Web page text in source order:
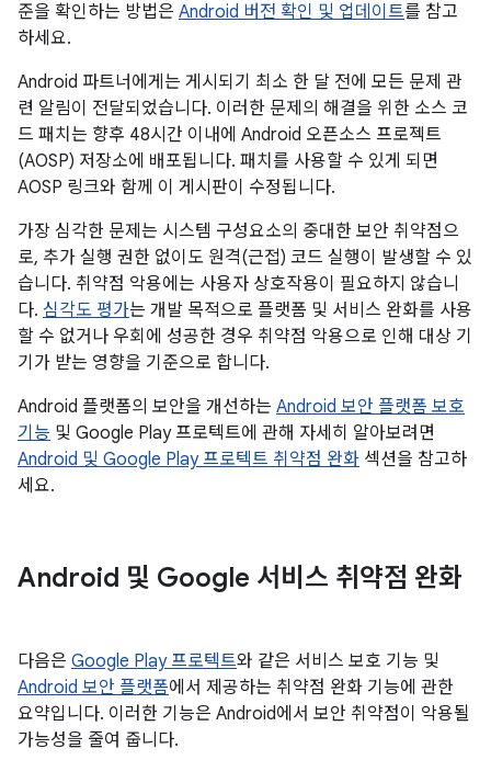
준을 확인하는 방법은 Android 버전 확인 및 업데이트를 참고
하세요.
Android 파트너에게는 게시되기 최소 한 달 전에 모든 문제 관
련 알림이 전달되었습니다. 이러한 문제의 해결을 위한 소스 코
드 패치는 향후 48시간 이내에 Android 오픈소스 프로젝트
(AOSP) 저장소에 배포됩니다. 패치를 사용할 수 있게 되면
AOSP 링크와 함께 이 게시판이 수정됩니다.
가장 심각한 문제는 시스템 구성요소의 중대한 보안 취약점으
로, 추가 실행 권한 없이도 원격(근접) 코드 실행이 발생할 수 있
습니다. 취약점 악용에는 사용자 상호작용이 필요하지 않습니
다. 심각도 평가는 개발 목적으로 플랫폼 및 서비스 완화를 사용
할 수 없거나 우회에 성공한 경우 취약점 악용으로 인해 대상 기
기가 받는 영향을 기준으로 합니다.
Android 플랫폼의 보안을 개선하는 Android 보안 플랫폼 보호
기능 및 Google Play 프로텍트에 관해 자세히 알아보려면
Android 및 Google Play 프로텍트 취약점 완화 섹션을 참고하
세요.
Android 및 Google 서비스 취약점 완화
다음은 Google Play 프로텍트와 같은 서비스 보호 기능 및
Android 보안 플랫폼에서 제공하는 취약점 완화 기능에 관한
요약입니다. 이러한 기능은 Android에서 보안 취약점이 악용될
가능성을 줄여 줍니다.